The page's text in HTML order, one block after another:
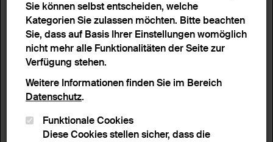
Start>Detailsuche>Suchergebnisse
Filter
Entferne Filter
Schlagwort: Liebe
Sie können selbst entscheiden, welche
Kategorien Sie zulassen möchten. Bitte beachten
Sie, dass auf Basis Ihrer Einstellungen womöglich
nicht mehr alle Funktionalitäten der Seite zur
Verfügung stehen.
Weitere Informationen finden Sie im Bereich
Datenschutz.
Funktionale Cookies
Diese Cookies stellen sicher, dass die